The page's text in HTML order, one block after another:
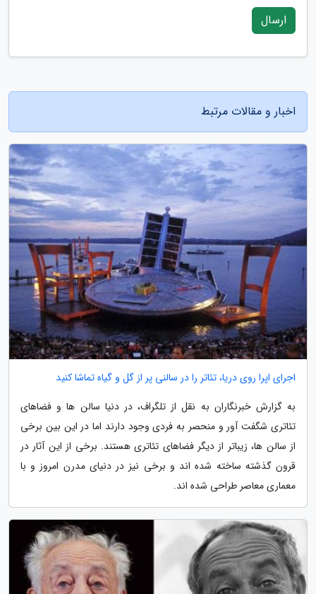
ارسال
اخبار و مقالات مرتبط
اجرای اپرا روی دریا، تئاتر را در سالنی پر از گل و گیاه تماشا کنید
به گزارش خبرنگاران به نقل از تلگراف، در دنیا سالن ها و فضاهای
تئاتری شگفت آور و منحصر به فردی وجود دارند اما در این بین برخی
از سالن ها، زیباتر از دیگر فضاهای تئاتری هستند. برخی از این آثار در
قرون گذشته ساخته شده اند و برخی نیز در دنیای مدرن امروز و با
معماری معاصر طراحی شده اند.